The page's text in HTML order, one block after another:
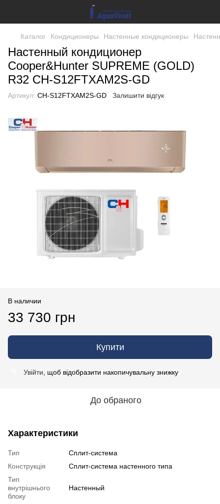
Каталог Кондиционеры Настенные кондиционеры
Настенный кондиционер
Cooper&Hunter SUPREME (GOLD)
R32 CH-S12FTXAM2S-GD
Артикул: CH-S12FTXAM2S-GD Залишити відгук
В наличии
33 730 грн
Купити
Увійти , щоб відобразити накопичувальну знижку
До обраного
Характеристики
Тип
Сплит-система
Конструкція
Cплит-система настенного типа
Тип
внутрішнього
блоку
Настенный